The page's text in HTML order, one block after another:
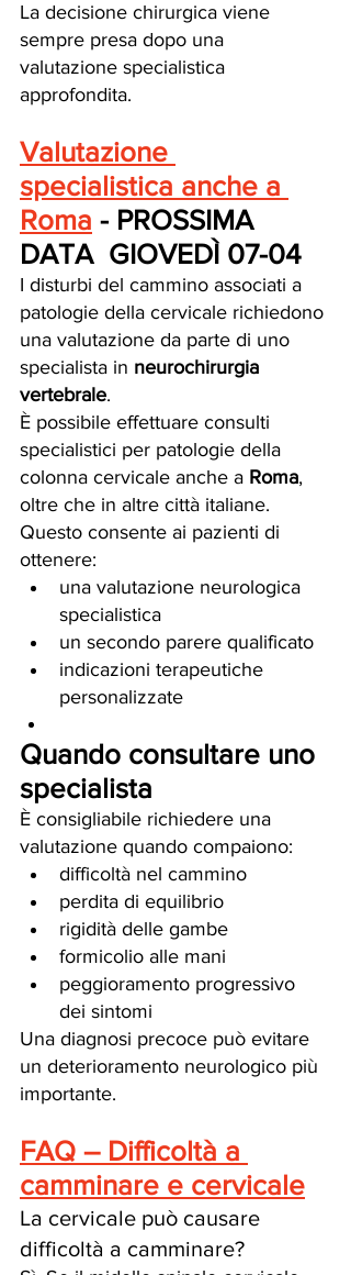
La decisione chirurgica viene
sempre presa dopo una
valutazione specialistica
approfondita.
Valutazione
specialistica anche a
Roma - PROSSIMA
DATA  GIOVEDÌ 07-04
I disturbi del cammino associati a
patologie della cervicale richiedono
una valutazione da parte di uno
specialista in neurochirurgia
vertebrale.
È possibile effettuare consulti
specialistici per patologie della
colonna cervicale anche a Roma,
oltre che in altre città italiane.
Questo consente ai pazienti di
ottenere:
una valutazione neurologica
specialistica
un secondo parere qualificato
indicazioni terapeutiche
personalizzate
Quando consultare uno
specialista
È consigliabile richiedere una
valutazione quando compaiono:
difficoltà nel cammino
perdita di equilibrio
rigidità delle gambe
formicolio alle mani
peggioramento progressivo
dei sintomi
Una diagnosi precoce può evitare
un deterioramento neurologico più
importante.
FAQ – Difficoltà a
camminare e cervicale
La cervicale può causare
difficoltà a camminare?